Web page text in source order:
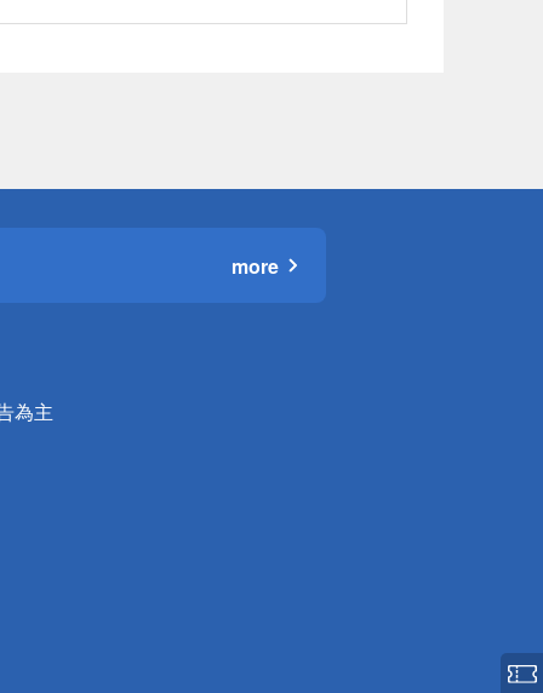
more
為主